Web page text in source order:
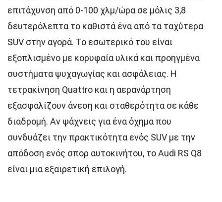
επιτάχυνση από 0-100 χλμ/ώρα σε μόλις 3,8
δευτερόλεπτα το καθιστά ένα από τα ταχύτερα
SUV στην αγορά. Το εσωτερικό του είναι
εξοπλισμένο με κορυφαία υλικά και προηγμένα
συστήματα ψυχαγωγίας και ασφάλειας. Η
τετρακίνηση Quattro και η αερανάρτηση
εξασφαλίζουν άνεση και σταθερότητα σε κάθε
διαδρομή. Αν ψάχνεις για ένα όχημα που
συνδυάζει την πρακτικότητα ενός SUV με την
απόδοση ενός σπορ αυτοκινήτου, το Audi RS Q8
είναι μια εξαιρετική επιλογή.